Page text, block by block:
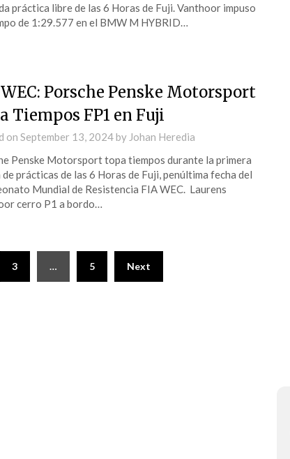
práctica libre de las 6 Horas de Fuji. Vanthoor impuso
de 1:29.577 en el BMW M HYBRID…
Porsche Penske Motorsport
Tiempos FP1 en Fuji
on September 13, 2024by Johan Heredia
Penske Motorsport topa tiempos durante la primera
de prácticas de las 6 Horas de Fuji, penúltima fecha del
Mundial de Resistencia FIA WEC. Laurens
cerro P1 a bordo…
3 … 5 Next